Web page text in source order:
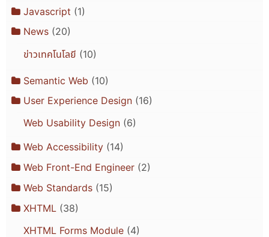
Javascript (1)
News(20)
ข่าวเทคโนโลยี (10)
Semantic Web (10)
User Experience Design(16)
Web Usability Design(6)
Web Accessibility(14)
Web Front-End Engineer(2)
Web Standards(15)
XHTML (38)
XHTML Forms Module(4)